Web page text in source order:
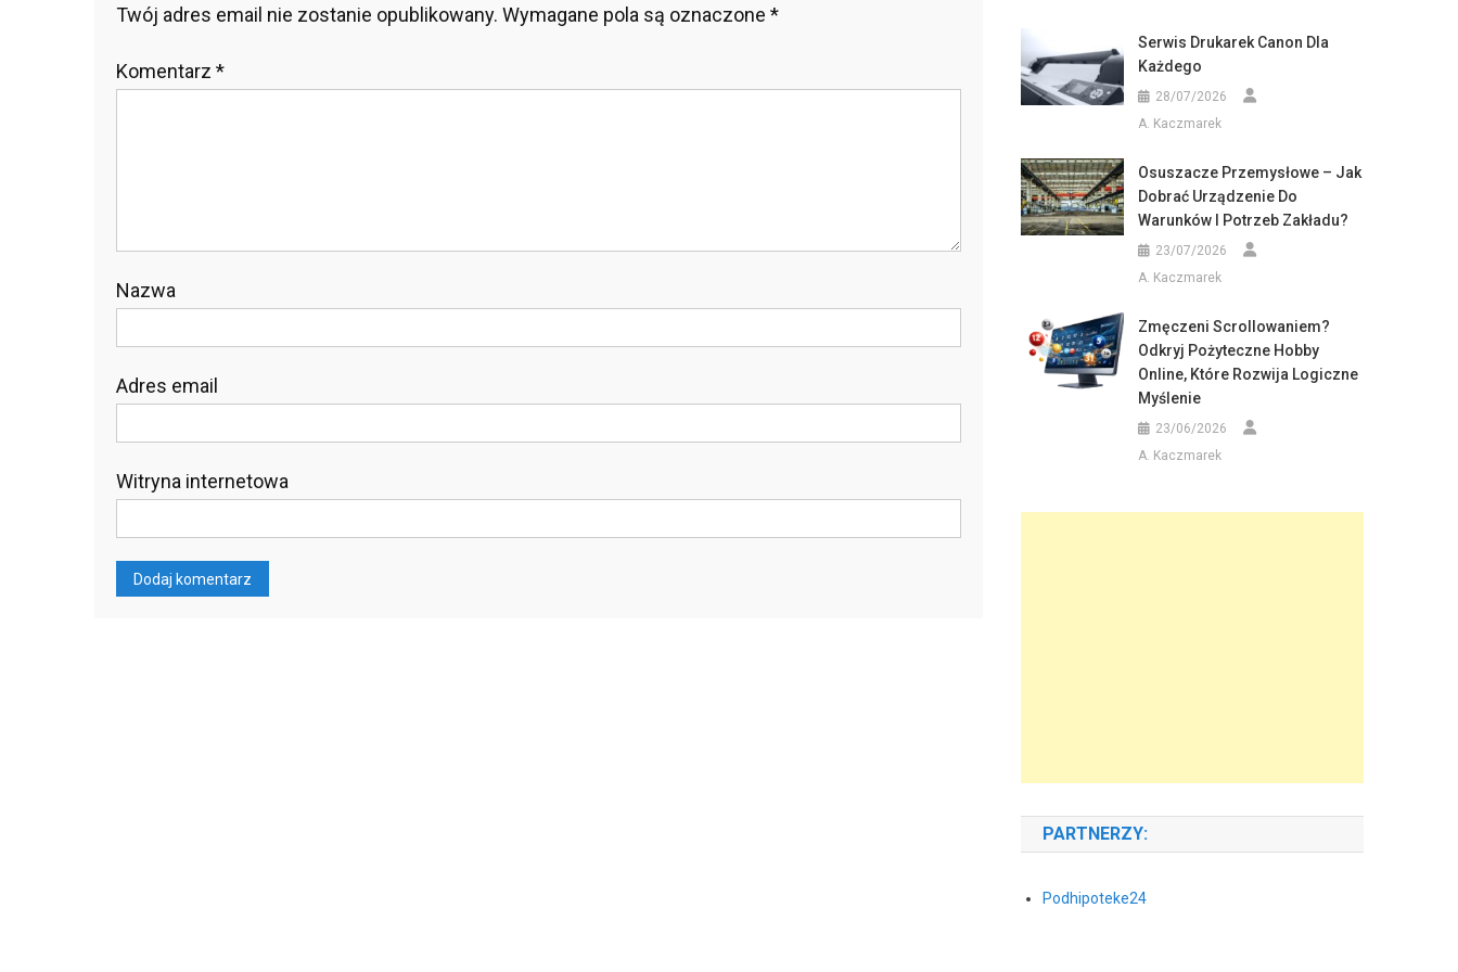
Twój adres email nie zostanie opublikowany. Wymagane pola są oznaczone *
Komentarz *
Nazwa
Adres email
Witryna internetowa
Serwis Drukarek Canon Dla
Każdego
28/07/2026
A. Kaczmarek
Osuszacze Przemysłowe – Jak
Dobrać Urządzenie Do
Warunków I Potrzeb Zakładu?
23/07/2026
A. Kaczmarek
Zmęczeni Scrollowaniem?
Odkryj Pożyteczne Hobby
Online, Które Rozwija Logiczne
Myślenie
23/06/2026
A. Kaczmarek
PARTNERZY:
Podhipoteke24